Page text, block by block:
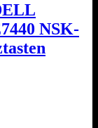
NSK-